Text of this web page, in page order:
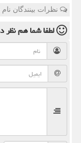
نظرات بینندگان
لطفا شما همنظر